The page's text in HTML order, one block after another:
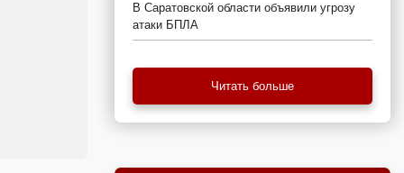
В Саратовской области объявили угрозу
атаки БПЛА
Читать больше